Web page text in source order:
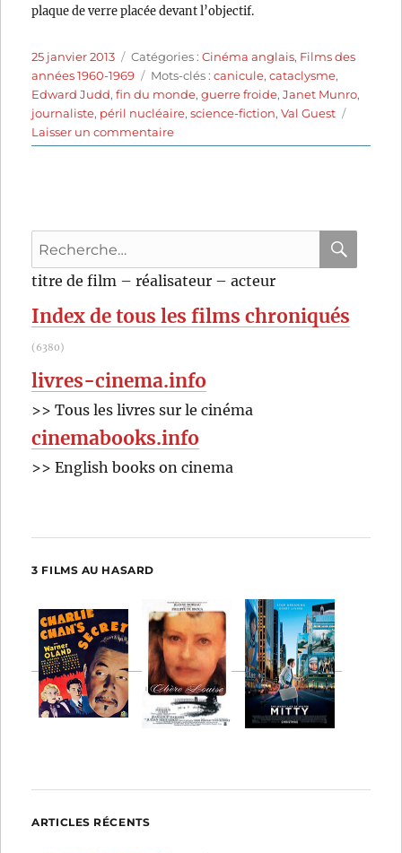
plaque de verre placée devant l’objectif.
Publié
le
25 janvier 2013 Catégories
Catégories :Cinéma anglais, Films des
années 1960-1969
Étiquettes
Mots-clés :canicule,cataclysme,
Edward Judd,fin du monde,guerre froide,Janet Munro,
journaliste, péril nucléaire,science-fiction,Val Guest
Laisser un commentairesur
Le
(1961)
Val
Recherche
pour
:
titre de film – réalisateur – acteur
Index de tous les films chroniqués
(6380)
livres-cinema.info
>> Tous les livres sur le cinéma
cinemabooks.info
>> English books on cinema
3 FILMS AU HASARD
ARTICLES RÉCENTS